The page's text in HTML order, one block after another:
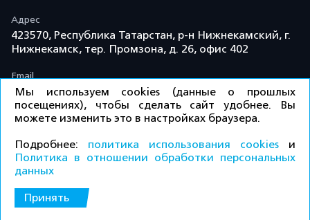
Адрес
423570, Республика Татарстан, р-н Нижнекамский, г.
Нижнекамск, тер. Промзона, д. 26, офис 402
Email
info@td-kama.com
©ООО «Торговый дом «Кама» 2026 / Все права
защищены.
Политика конфиденциальности
Мы используем cookies (данные о прошлых
посещениях), чтобы сделать сайт удобнее. Вы
можете изменить это в настройках браузера.
Подробнее: политика использования cookies и
Политика в отношении обработки персональных
данных
Принять